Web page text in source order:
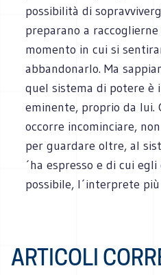
possibilità di
preparano a
momento in cui si
abbandonarlo. Ma
quel sistema di potere è
eminente, proprio da lui.
occorre incominciare,
per guardare oltre, al
´ha espresso e di cui
possibile, l´interprete
ARTICOLI